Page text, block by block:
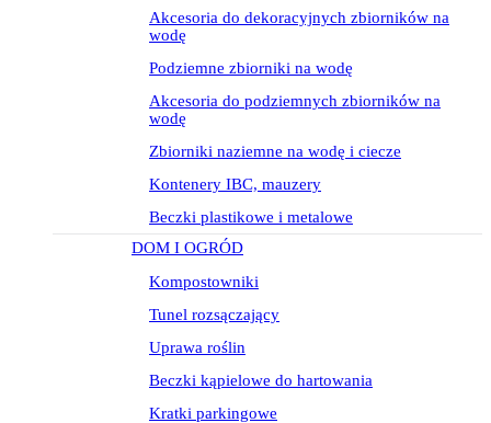
Akcesoria do dekoracyjnych zbiorników na
wodę
Podziemne zbiorniki na wodę
Akcesoria do podziemnych zbiorników na
wodę
Zbiorniki naziemne na wodę i ciecze
Kontenery IBC, mauzery
Beczki plastikowe i metalowe
DOM I OGRÓD
Kompostowniki
Tunel rozsączający
Uprawa roślin
Beczki kąpielowe do hartowania
Kratki parkingowe